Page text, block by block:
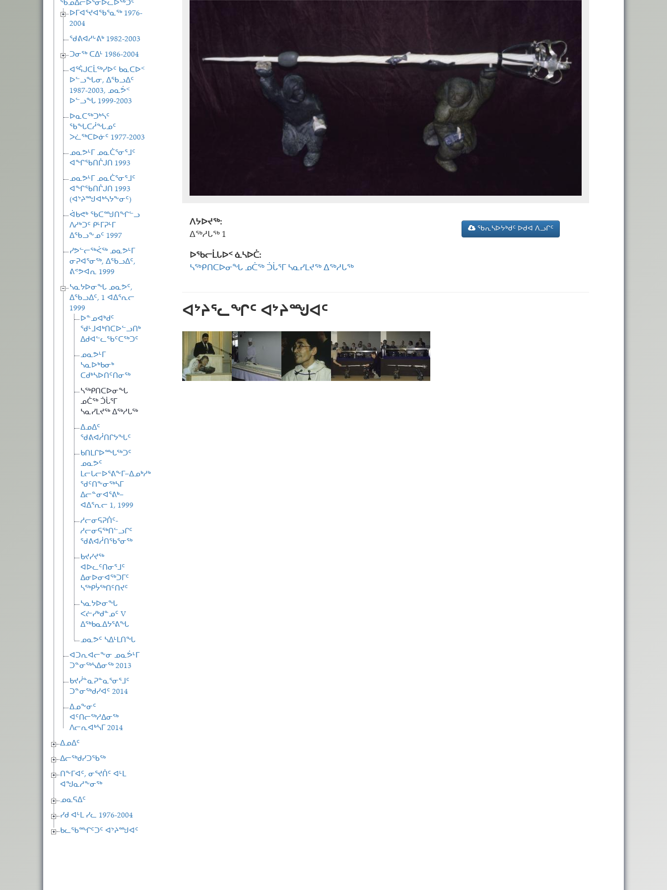
ᖃᓄᐃᓕᐅᕐᓂᐅᓚᐅᖅᑐᑦ
ᐅᒥᐊᕐᔪᐊᖃᕐᓇᖅ 1976-
2004
ᖁᕕᐊᓱᒡᕕᒃ 1982-2003
ᑐᓂᖅ ᑕᐃᒻ 1986-2004
ᐊᕐᕌᒍᑕᒫᖅᓯᐅᑦ ᑲᓇᑕᐅᑉ
ᐅᓪᓗᖓᓂ, ᐃᖃᓗᐃᑦ
1987-2003, ᓄᓇᕘᑉ
ᐅᓪᓗᖓ 1999-2003
ᐅᓇᑕᖅᑐᒃᓴᑦ
ᖃᖓᑕᓲᖓᓄᑦ
ᐳᓛᖅᑕᐅᓃᑦ 1977-2003
ᓄᓇᕗᒻᒥ ᓄᓇᑖᕐᓂᕐᒧᑦ
ᐊᖏᖃᑎᒌᒍᑎ 1993
ᓄᓇᕗᒻᒥ ᓄᓇᑖᕐᓂᕐᒧᑦ
ᐊᖏᖃᑎᒌᒍᑎ 1993
(ᐊᔾᔨᙳᐊᒃᓴᔭᖕᓂᑦ)
ᐋᑲᕙᒃ ᖃᑕᙳᑎᖏᓪᓗ
ᐱᓱᒃᑐᑦ ᑭᒻᒥᕈᒻᒥ
ᐃᖃᓗᖕᓄᑦ 1997
ᓯᕗᓪᓕᖅᐹᖅ ᓄᓇᕗᒻᒥ
ᓂᕈᐊᕐᓂᖅ, ᐃᖃᓗᐃᑦ,
ᕕᕝᕗᐊᕆ 1999
ᓴᓇᔭᐅᓂᖓ ᓄᓇᕗᑦ,
ᐃᖃᓗᐃᑦ, 1 ᐊᐃᕐᕆᓕ
1999
ᐅᓐᓄᐊᒃᑯᑦ
ᖁᒻᒧᐊᒃᑎᑕᐅᓪᓗᑎᒃ
ᐃᑯᐊᓪᓚᖃᑦᑕᖅᑐᑦ
ᓄᓇᕗᒻᒥ
ᓴᓇᐅᒃᑲᓂᒃ
ᑕᑯᒃᓴᐅᑎᑦᑎᓂᖅ
ᓴᖅᑭᑎᑕᐅᓂᖓ
ᓄᑖᖅ ᑑᒑᕐᒥ
ᓴᓇᓯᒪᔪᖅ ᐃᖅᓱᒐᖅ
ᐃᓄᐃᑦ
ᖁᕕᐊᓲᑎᒋᔭᖓᑦ
ᑲᑎᒪᒋᐅᙵᖅᑐᑦ
ᓄᓇᕗᑦ
ᒪᓕᒐᓕᐅᕐᕕᖕᒥ−ᐃᓄᒃᓱᒃ
ᖁᑦᑎᖕᓂᖅᓴᒥ
ᐃᓕᓐᓂᐊᕐᕕᒃ−
ᐊᐃᕐᕆᓕ 1, 1999
ᓱᓕᓂᕋᕈᑏᑦ-
ᓱᓕᓂᕋᖅᑎᓪᓗᒋᑦ
ᖁᕕᐊᓲᑎᖃᕐᓂᖅ
ᑲᔪᓯᔪᖅ
ᐊᐅᓚᑦᑎᓂᕐᒧᑦ
ᐃᓂᐅᓂᐊᖅᑐᒥᑦ
ᓴᖅᑭᔮᖅᑎᑦᑎᔪᑦ
ᓴᓇᔭᐅᓂᖓ
ᐸᓖᓯᒃᑯᓐᓄᑦ V
ᐃᖅᑲᓇᐃᔭᕐᕕᖓ
ᓄᓇᕗᑦ ᓴᐃᒻᒪᑎᖓ
ᐊᑐᕆᐊᓕᖕᓂ ᓄᓇᕘᒻᒥ
ᑐᓐᓂᖅᓴᐃᓂᖅ 2013
ᑲᔪᓰᓐᓇᕈᓐᓇᕐᓂᕐᒧᑦ
ᑐᓐᓂᖅᑯᓯᐊᑦ 2014
ᐃᓄᖕᓂᑦ
ᐊᑦᑎᓕᖅᓱᐃᓂᖅ
ᐱᓕᕆᐊᒃᓴᒥ 2014
ᐃᓄᐃᑦ
ᐃᓕᖅᑯᓯᑐᖃᖅ
ᑎᖕᒥᐊᑦ, ᓂᕐᔪᑏᑦ ᐊᒻᒪ
ᐊᖑᓇᓱᖕᓂᖅ
ᓄᓇᕋᐃᑦ
ᓯᑯ ᐊᒻᒪ ᓯᓚ 1976-2004
ᑲᓚᖃᙱᑦᑐᑦ ᐊᔾᔨᙳᐊᑦ
ᐱᔭᐅᔪᖅ:
ᐃᖅᓱᒐᖅ 1
ᐅᖃᓕᒫᒐᐅᑉ ᓈᓴᐅᑖ:
ᓴᖅᑭᑎᑕᐅᓂᖓ ᓄᑖᖅ ᑑᒑᕐᒥ ᓴᓇᓯᒪᔪᖅ ᐃᖅᓱᒐᖅ
ᖃᕆᓴᐅᔭᒃᑯᑦ ᐅᑯᐊ ᐱᓗᒋᑦ
ᐊᔾᔨᕐᓚᖏᑦ ᐊᔾᔨᙳᐊᑦ